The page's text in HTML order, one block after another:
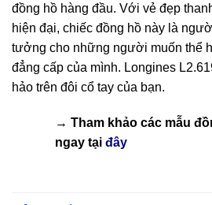
đồng hồ hàng đầu. Với vẻ đẹp
hiện đại, chiếc đồng hồ này là
tưởng cho những người muốn thể
đẳng cấp của mình. Longines
hảo trên đôi cổ tay của bạn.
→ Tham khảo các mẫu
ngay tại đây